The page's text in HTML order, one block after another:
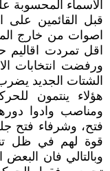
الاسماء
قبل القائمين على
اصوات من خارج
اقل تمردت
ورفضت انتخابات
الشتات الجديد
هؤلاء ينتمون
ومناصب وادوا
فتح، وشرفاء فتح
قوة لهم في ظل
وبالتالي فان